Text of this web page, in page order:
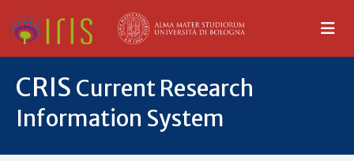
CRIS Current Research
Information System